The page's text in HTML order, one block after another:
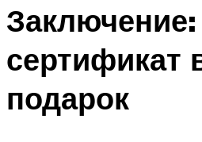
Заключение:
сертификат
подарок